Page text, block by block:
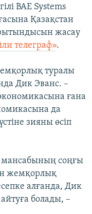
BAE Systems
Қазақстан
жасау
телеграф».
туралы
Дик Эванс. –
ғана
да
зияны өсіп
мансабының соңғы
жемқорлық
алғанда, Дик
болады, –